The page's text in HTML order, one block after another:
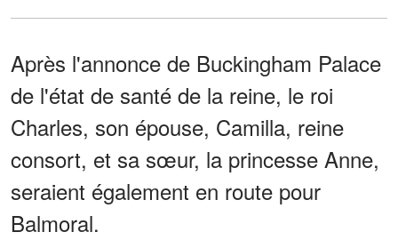
Après l'annonce de Buckingham Palace
de l'état de santé de la reine, le roi
Charles, son épouse, Camilla, reine
consort, et sa sœur, la princesse Anne,
seraient également en route pour
Balmoral.